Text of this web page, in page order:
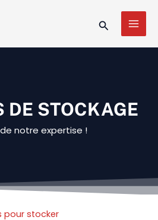
Rechercher
DE STOCKAGE
notre expertise !
pour stocker